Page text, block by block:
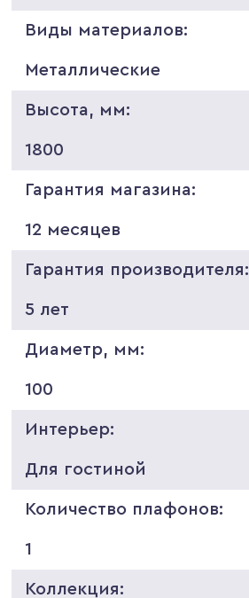
Виды материалов:
Металлические
Высота, мм:
1800
Гарантия магазина:
12 месяцев
Гарантия производителя:
5 лет
Диаметр, мм:
100
Интерьер:
Для гостиной
Количество плафонов:
1
Коллекция: